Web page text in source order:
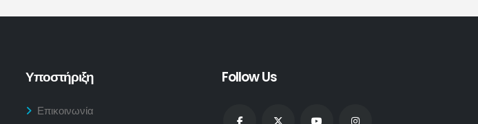
Υποστήριξη
Επικοινωνία
Follow Us